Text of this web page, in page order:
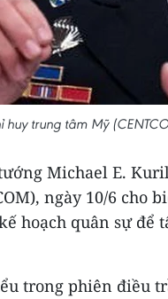
huy trung tâm Mỹ
Michael E.
ngày 10/6 cho
hoạch quân sự để
trong phiên điều